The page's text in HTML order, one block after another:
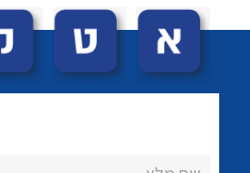
לכל מוצרי היצרן